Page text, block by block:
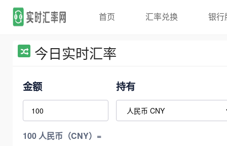
首页 汇率兑换 银行
今日实时汇率
金额 持有
100 人民币（CNY）=